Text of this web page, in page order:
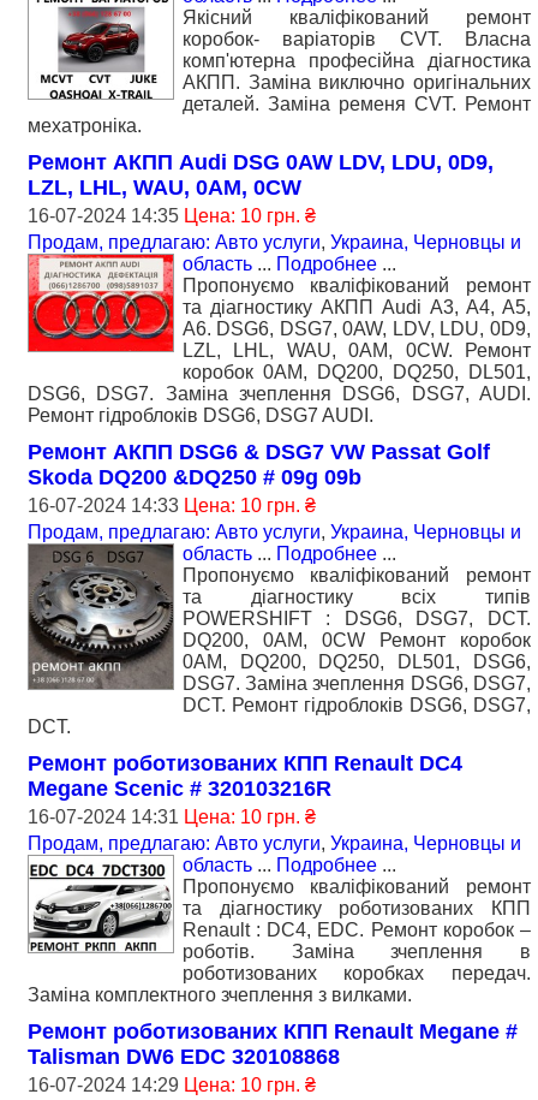
Якісний кваліфікований ремонт
коробок- варіаторів CVT. Власна
комп'ютерна професійна діагностика
АКПП. Заміна виключно оригінальних
деталей. Заміна ременя CVT. Ремонт
мехатроніка.
Ремонт АКПП Audi DSG 0AW LDV, LDU, 0D9,
LZL, LHL, WAU, 0AM, 0CW
16-07-2024 14:35 Цена: 10 грн. ₴
Продам, предлагаю: Авто услуги, Украина, Черновцы и
область ... Подробнее ...
Пропонуємо кваліфікований ремонт
та діагностику АКПП Audi A3, A4, A5,
A6. DSG6, DSG7, 0AW, LDV, LDU, 0D9,
LZL, LHL, WAU, 0AM, 0CW. Ремонт
коробок 0AM, DQ200, DQ250, DL501,
DSG6, DSG7. Заміна зчеплення DSG6, DSG7, AUDI.
Ремонт гідроблоків DSG6, DSG7 AUDI.
Ремонт АКПП DSG6 & DSG7 VW Passat Golf
Skoda DQ200 &DQ250 # 09g 09b
16-07-2024 14:33 Цена: 10 грн. ₴
Продам, предлагаю: Авто услуги, Украина, Черновцы и
область ... Подробнее ...
Пропонуємо кваліфікований ремонт
та діагностику всіх типів
POWERSHIFT : DSG6, DSG7, DCT.
DQ200, 0AM, 0CW Ремонт коробок
0AM, DQ200, DQ250, DL501, DSG6,
DSG7. Заміна зчеплення DSG6, DSG7,
DCT. Ремонт гідроблоків DSG6, DSG7,
DCT.
Ремонт роботизованих КПП Renault DC4
Megane Scenic # 320103216R
16-07-2024 14:31 Цена: 10 грн. ₴
Продам, предлагаю: Авто услуги, Украина, Черновцы и
область ... Подробнее ...
Пропонуємо кваліфікований ремонт
та діагностику роботизованих КПП
Renault : DC4, EDC. Ремонт коробок –
роботів. Заміна зчеплення в
роботизованих коробках передач.
Заміна комплектного зчеплення з вилками.
Ремонт роботизованих КПП Renault Megane #
Talisman DW6 EDC 320108868
16-07-2024 14:29 Цена: 10 грн. ₴